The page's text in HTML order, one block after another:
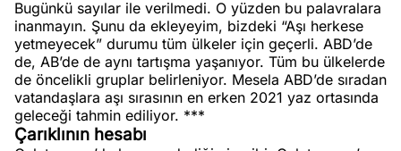
Bugünkü sayılar ile verilmedi. O yüzden bu palavralara
inanmayın. Şunu da ekleyeyim, bizdeki “Aşı herkese
yetmeyecek” durumu tüm ülkeler için geçerli. ABD’de
de, AB’de de aynı tartışma yaşanıyor. Tüm bu ülkelerde
de öncelikli gruplar belirleniyor. Mesela ABD’de sıradan
vatandaşlara aşı sırasının en erken 2021 yaz ortasında
geleceği tahmin ediliyor. ***
Çarıklının hesabı